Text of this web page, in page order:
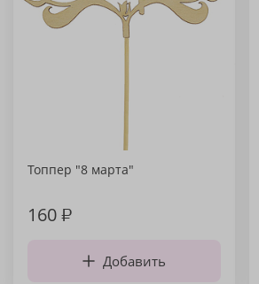
Топпер "8 марта"
160₽
Добавить